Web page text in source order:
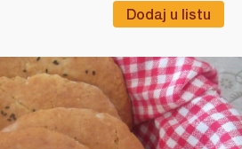
Dodaj u listu